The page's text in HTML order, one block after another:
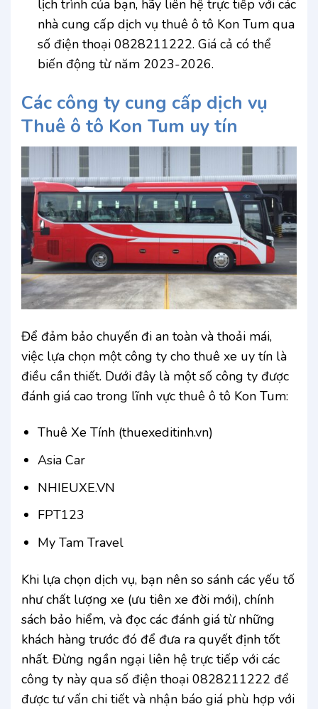
lịch trình của bạn, hãy liên hệ trực tiếp với các
nhà cung cấp dịch vụ thuê ô tô Kon Tum qua
số điện thoại 0828211222. Giá cả có thể
biến động từ năm 2023-2026.
Các công ty cung cấp dịch vụ
Thuê ô tô Kon Tum uy tín
Để đảm bảo chuyến đi an toàn và thoải mái,
việc lựa chọn một công ty cho thuê xe uy tín là
điều cần thiết. Dưới đây là một số công ty được
đánh giá cao trong lĩnh vực thuê ô tô Kon Tum:
Thuê Xe Tính (thuexeditinh.vn)
Asia Car
NHIEUXE.VN
FPT123
My Tam Travel
Khi lựa chọn dịch vụ, bạn nên so sánh các yếu tố
như chất lượng xe (ưu tiên xe đời mới), chính
sách bảo hiểm, và đọc các đánh giá từ những
khách hàng trước đó để đưa ra quyết định tốt
nhất. Đừng ngần ngại liên hệ trực tiếp với các
công ty này qua số điện thoại 0828211222 để
được tư vấn chi tiết và nhận báo giá phù hợp với